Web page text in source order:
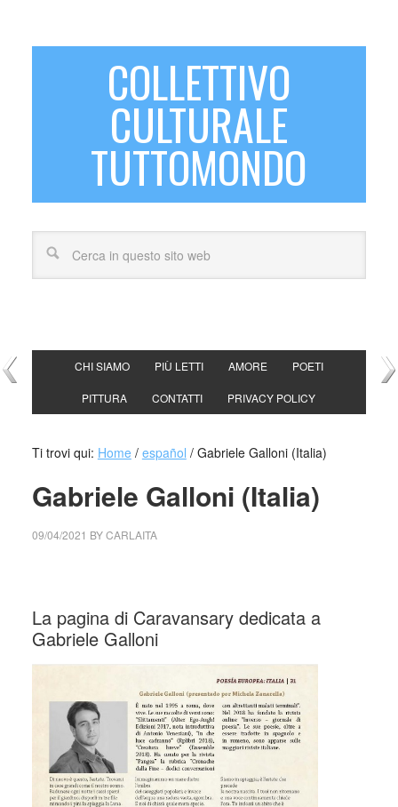
COLLETTIVO
CULTURALE
TUTTOMONDO
CHI SIAMO PIÙ LETTI AMORE POETI
PITTURA CONTATTI PRIVACY POLICY
Ti trovi qui: Home / español /Gabriele Galloni (Italia)
Gabriele Galloni (Italia)
09/04/2021 BYCARLAITA
La pagina di Caravansary dedicata a
Gabriele Galloni